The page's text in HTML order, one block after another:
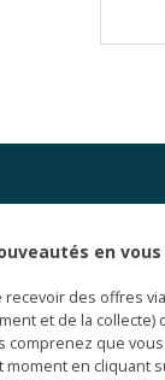
en
des offres
et de la collecte)
que
en cliquant